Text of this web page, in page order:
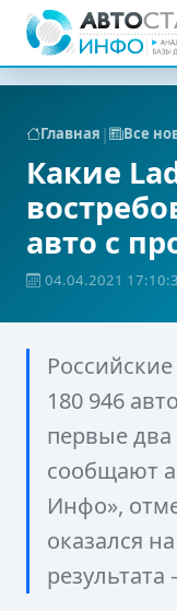
Главная | Все
Какие
авто с
04.04.2021
180 946
первые два
сообщают
Инфо»,
оказался